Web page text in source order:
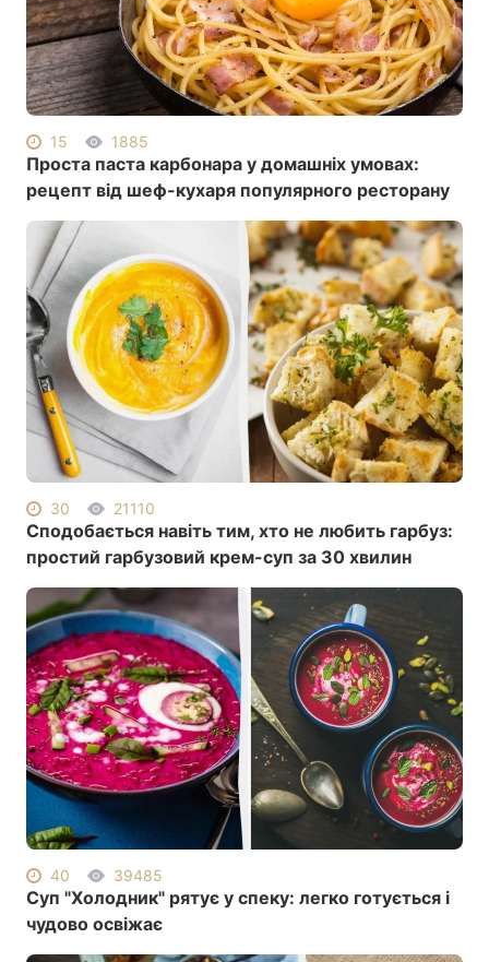
Цікавинки Погода
Екологія Регіони
Лонгріди
Інтерв'ю Думки
Архів Вакансії
Контакти
Послуги
Тема оформлення
15 1885
Проста паста карбонара у домашніх умовах:
рецепт від шеф-кухаря популярного ресторану
30 21110
Сподобається навіть тим, хто не любить гарбуз:
простий гарбузовий крем-суп за 30 хвилин
40 39485
Суп "Холодник" рятує у спеку: легко готується і
чудово освіжає